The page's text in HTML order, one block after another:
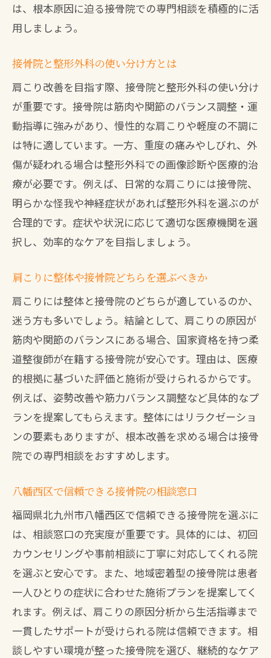
は、根本原因に迫る接骨院での専門相談を積極的に活
用しましょう。
接骨院と整形外科の使い分け方とは
肩こり改善を目指す際、接骨院と整形外科の使い分け
が重要です。接骨院は筋肉や関節のバランス調整・運
動指導に強みがあり、慢性的な肩こりや軽度の不調に
は特に適しています。一方、重度の痛みやしびれ、外
傷が疑われる場合は整形外科での画像診断や医療的治
療が必要です。例えば、日常的な肩こりには接骨院、
明らかな怪我や神経症状があれば整形外科を選ぶのが
合理的です。症状や状況に応じて適切な医療機関を選
択し、効率的なケアを目指しましょう。
肩こりに整体や接骨院どちらを選ぶべきか
肩こりには整体と接骨院のどちらが適しているのか、
迷う方も多いでしょう。結論として、肩こりの原因が
筋肉や関節のバランスにある場合、国家資格を持つ柔
道整復師が在籍する接骨院が安心です。理由は、医療
的根拠に基づいた評価と施術が受けられるからです。
例えば、姿勢改善や筋力バランス調整など具体的なプ
ランを提案してもらえます。整体にはリラクゼーショ
ンの要素もありますが、根本改善を求める場合は接骨
院での専門相談をおすすめします。
八幡西区で信頼できる接骨院の相談窓口
福岡県北九州市八幡西区で信頼できる接骨院を選ぶに
は、相談窓口の充実度が重要です。具体的には、初回
カウンセリングや事前相談に丁寧に対応してくれる院
を選ぶと安心です。また、地域密着型の接骨院は患者
一人ひとりの症状に合わせた施術プランを提案してく
れます。例えば、肩こりの原因分析から生活指導まで
一貫したサポートが受けられる院は信頼できます。相
談しやすい環境が整った接骨院を選び、継続的なケア